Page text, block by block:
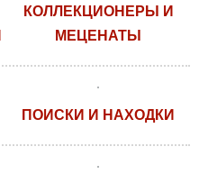
КОЛЛЕКЦИОНЕРЫ И
МЕЦЕНАТЫ
ПОИСКИ И НАХОДКИ